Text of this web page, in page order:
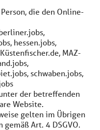
die den Online-
hessen.jobs,
MAZ-
schwaben.jobs,
der betreffenden
Website.
gelten im Übrigen
Art. 4 DSGVO.